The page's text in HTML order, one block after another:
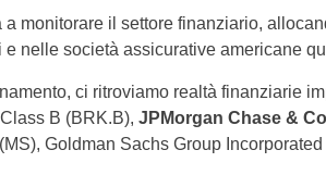
a monitorare il settore finanziario,
nelle società assicurative americane
ci ritroviamo realtà finanziarie
B (BRK.B), JPMorgan Chase &
Goldman Sachs Group Incorporated